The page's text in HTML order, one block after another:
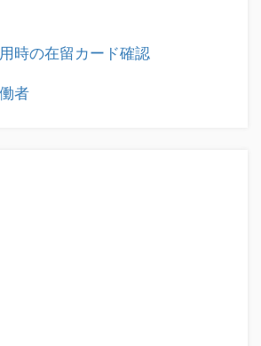
時の在留カード確認
者